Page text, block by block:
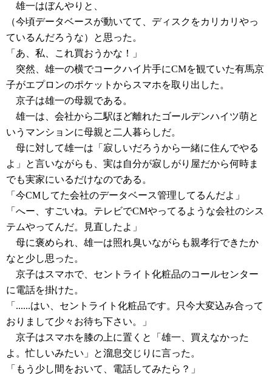
雄一はぼんやりと、
（今頃データベースが動いてて、ディスクをカリカリやっ
ているんだろうな）と思った。
「あ、私、これ買おうかな！」
突然、雄一の横でコークハイ片手にCMを観ていた有馬京
子がエプロンのポケットからスマホを取り出した。
京子は雄一の母親である。
雄一は、会社から二駅ほど離れたゴールデンハイツ萌と
いうマンションに母親と二人暮らしだ。
母に対して雄一は「寂しいだろうから一緒に住んでやる
よ」と言いながらも、実は自分が寂しがり屋だから何時ま
でも実家にいるだけなのである。
「今CMしてた会社のデータベース管理してるんだよ」
「へー、すごいね。テレビでCMやってるような会社のシス
テムやってんだ。見直したよ」
母に褒められ、雄一は照れ臭いながらも親孝行できたか
なと少し思った。
京子はスマホで、セントライト化粧品のコールセンター
に電話を掛けた。
「......はい、セントライト化粧品です。只今大変込み合って
おりまして少々お待ち下さい。」
京子はスマホを膝の上に置くと「雄一、買えなかった
よ。忙しいみたい」と溜息交じりに言った。
「もう少し間をおいて、電話してみたら？」